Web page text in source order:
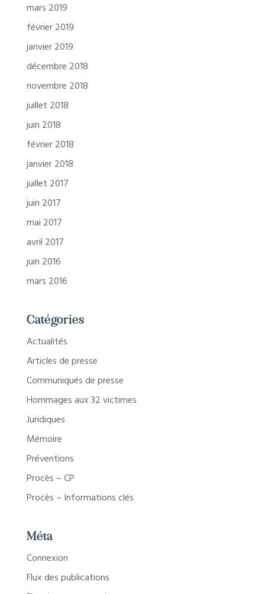
mars 2019
février 2019
janvier 2019
décembre 2018
novembre 2018
juillet 2018
juin 2018
février 2018
janvier 2018
juillet 2017
juin 2017
mai 2017
avril 2017
juin 2016
mars 2016
Catégories
Actualités
Articles de presse
Communiqués de presse
Hommages aux 32 victimes
Juridiques
Mémoire
Préventions
Procès – CP
Procès – Informations clés
Méta
Connexion
Flux des publications